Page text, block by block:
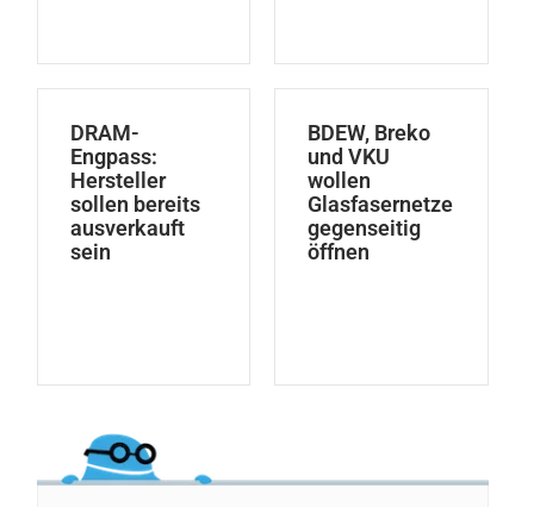
DRAM-
Engpass:
Hersteller
sollen bereits
ausverkauft
sein
BDEW, Breko
und VKU
wollen
Glasfasernetze
gegenseitig
öffnen